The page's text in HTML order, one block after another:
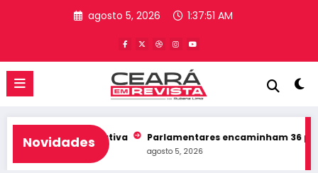
agosto 5, 2026 1:37:52 AM
Novidades
Legislativa Parlamentares encaminham 36
agosto 5, 2026